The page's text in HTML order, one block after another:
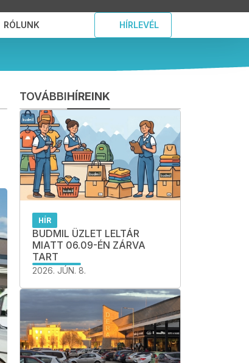
HÍRLEVÉL
RÓLUNK
TOVÁBBIHÍREINK
HÍR
BUDMIL ÜZLET LELTÁR
MIATT 06.09-ÉN ZÁRVA
TART
2026. JÚN. 8.